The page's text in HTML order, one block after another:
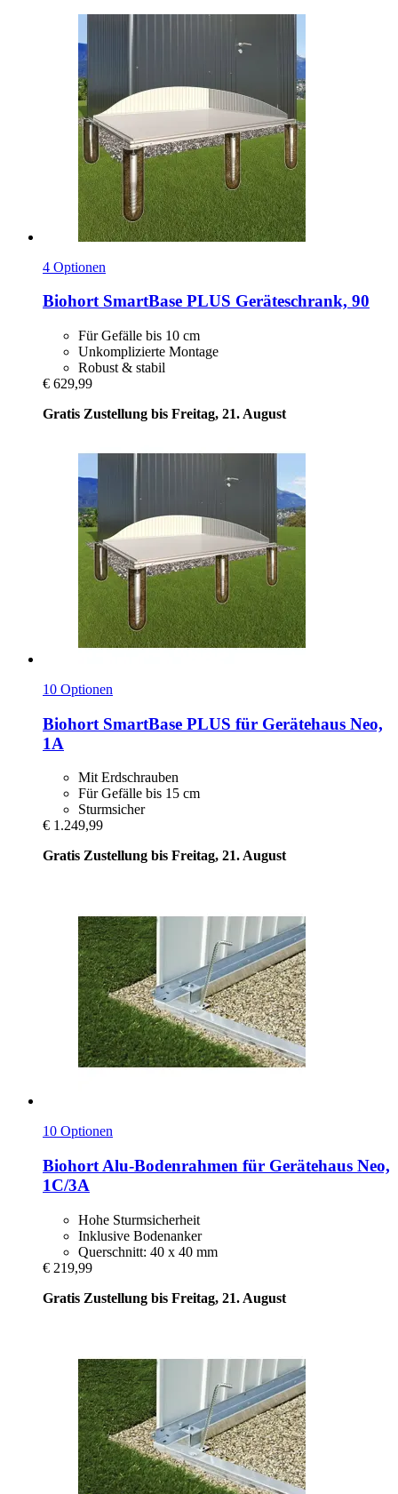
4 Optionen
BiohortSmartBase PLUS Geräteschrank, 90
Für Gefälle bis 10 cm
Unkomplizierte Montage
Robust & stabil
€ 629,99
Gratis Zustellung bis Freitag, 21. August
10 Optionen
Biohort SmartBase PLUS für Gerätehaus Neo,
1A
Mit Erdschrauben
Für Gefälle bis 15 cm
Sturmsicher
€ 1.249,99
Gratis Zustellung bis Freitag, 21. August
10 Optionen
Biohort Alu-​Bodenrahmen für Gerätehaus Neo,
1C/3A
Hohe Sturmsicherheit
Inklusive Bodenanker
Querschnitt: 40 x 40 mm
€ 219,99
Gratis Zustellung bis Freitag, 21. August